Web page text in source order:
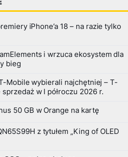
iPhone’a 18 – na razie tylko
i wrzuca ekosystem dla
bieg
Mobile wybierali najchętniej – T-
w I półroczu 2026 r.
50 GB w Orange na kartę
z tytułem „King of OLED